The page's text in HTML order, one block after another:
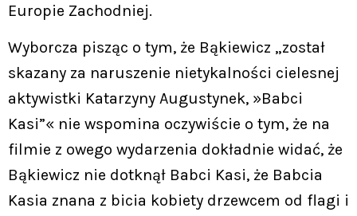
Europie Zachodniej.
Wyborcza pisząc o tym, że Bąkiewicz „został
skazany za naruszenie nietykalności cielesnej
aktywistki Katarzyny Augustynek, »Babci
Kasi”« nie wspomina oczywiście o tym, że na
filmie z owego wydarzenia dokładnie widać, że
Bąkiewicz nie dotknął Babci Kasi, że Babcia
Kasia znana z bicia kobiety drzewcem od flagi i